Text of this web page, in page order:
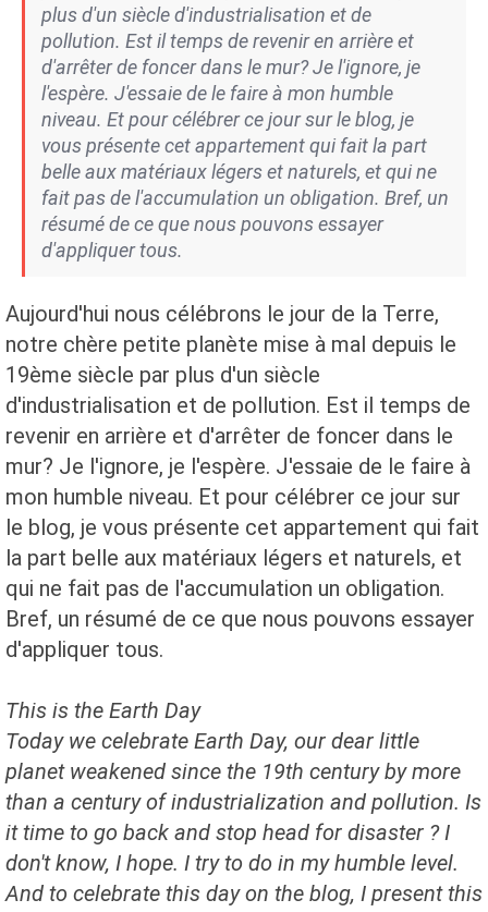
plus d'un siècle d'industrialisation et de
pollution. Est il temps de revenir en arrière et
d'arrêter de foncer dans le mur? Je l'ignore, je
l'espère. J'essaie de le faire à mon humble
niveau. Et pour célébrer ce jour sur le blog, je
vous présente cet appartement qui fait la part
belle aux matériaux légers et naturels, et qui ne
fait pas de l'accumulation un obligation. Bref, un
résumé de ce que nous pouvons essayer
d'appliquer tous.
Aujourd'hui nous célébrons le jour de la Terre,
notre chère petite planète mise à mal depuis le
19ème siècle par plus d'un siècle
d'industrialisation et de pollution. Est il temps de
revenir en arrière et d'arrêter de foncer dans le
mur? Je l'ignore, je l'espère. J'essaie de le faire à
mon humble niveau. Et pour célébrer ce jour sur
le blog, je vous présente cet appartement qui fait
la part belle aux matériaux légers et naturels, et
qui ne fait pas de l'accumulation un obligation.
Bref, un résumé de ce que nous pouvons essayer
d'appliquer tous.
This is the Earth Day
Today we celebrate Earth Day, our dear little
planet weakened since the 19th century by more
than a century of industrialization and pollution. Is
it time to go back and stop head for disaster ?I
don't know, I hope. I try to do in my humble level.
And to celebrate this day on the blog, I present this